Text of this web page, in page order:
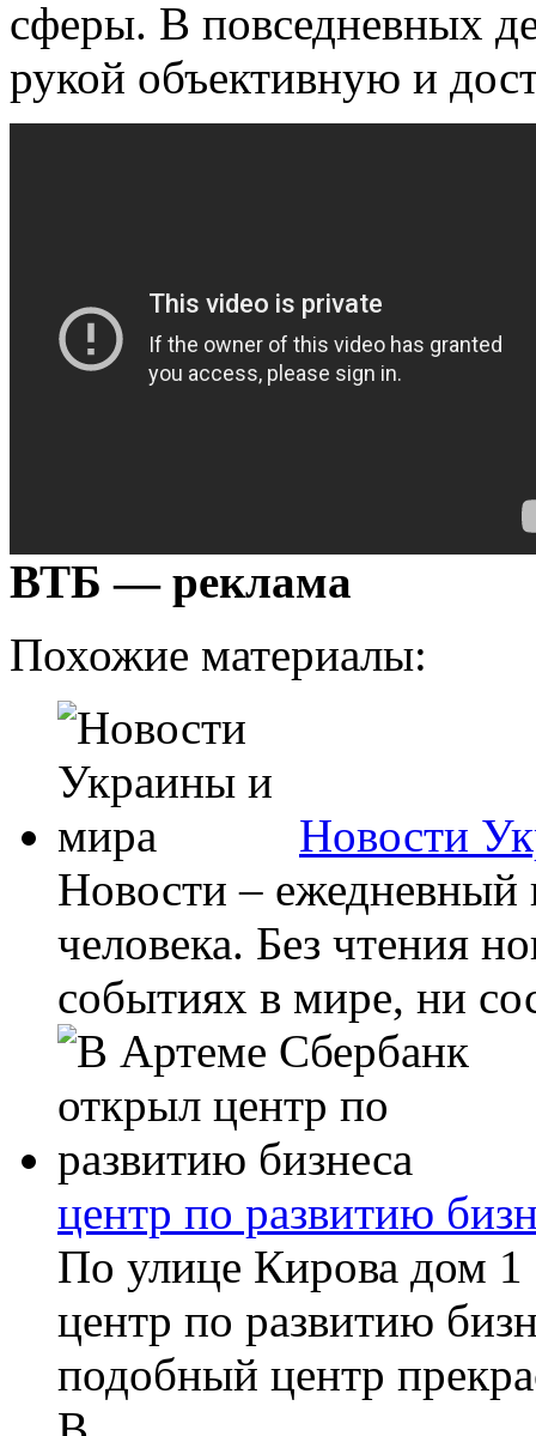
сферы. В повседневных
рукой объективную и
ВТБ — реклама
Похожие материалы:
Новости
Новости –
человека. Без чтения
событиях в мире, ни
центр по развитию
По улице Кирова дом
центр по развитию
подобный центр